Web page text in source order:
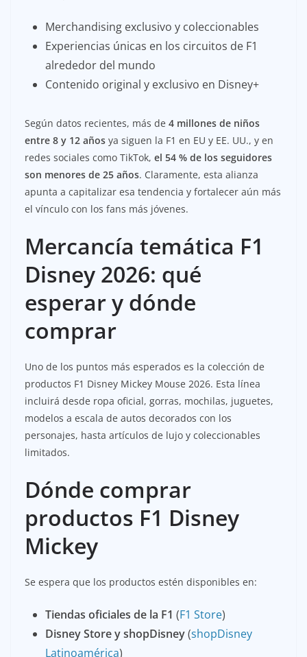
Merchandising exclusivo y coleccionables
Experiencias únicas en los circuitos de F1
alrededor del mundo
Contenido original y exclusivo en Disney+
Según datos recientes, más de 4 millones de niños
entre 8 y 12 años ya siguen la F1 en EU y EE. UU., y en
redes sociales como TikTok, el 54 % de los seguidores
son menores de 25 años. Claramente, esta alianza
apunta a capitalizar esa tendencia y fortalecer aún más
el vínculo con los fans más jóvenes.
Mercancía temática F1
Disney 2026: qué
esperar y dónde
comprar
Uno de los puntos más esperados es la colección de
productos F1 Disney Mickey Mouse 2026. Esta línea
incluirá desde ropa oficial, gorras, mochilas, juguetes,
modelos a escala de autos decorados con los
personajes, hasta artículos de lujo y coleccionables
limitados.
Dónde comprar
productos F1 Disney
Mickey
Se espera que los productos estén disponibles en:
Tiendas oficiales de la F1 (F1 Store)
Disney Store y shopDisney(shopDisney
Latinoamérica)